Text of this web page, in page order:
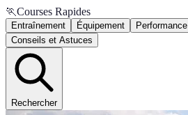
🏃Courses Rapides
Entraînement Équipement Performance
Conseils et Astuces
Rechercher